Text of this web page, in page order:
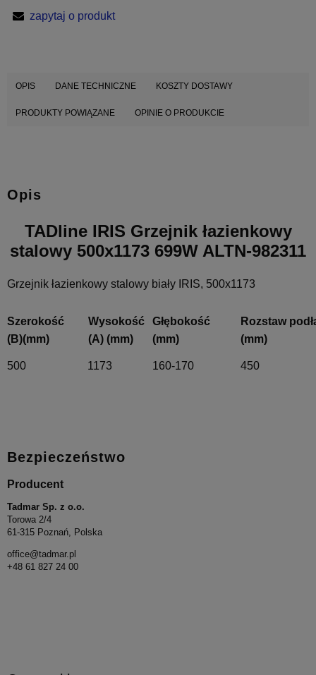
zapytaj o produkt
OPIS DANE TECHNICZNE KOSZTY DOSTAWY
PRODUKTY POWIĄZANE OPINIE O PRODUKCIE
Opis
TADline IRIS Grzejnik łazienkowy
stalowy 500x1173 699W ALTN-982311
Grzejnik łazienkowy stalowy biały IRIS, 500x1173
Szerokość
(B)(mm)
Wysokość
(A) (mm)
Głębokość
(mm)
Rozstaw
(mm)
500 1173 160-170 450
Bezpieczeństwo
Producent
Tadmar Sp. z o.o.
Torowa 2/4
61-315 Poznań, Polska
office@tadmar.pl
+48 61 827 24 00